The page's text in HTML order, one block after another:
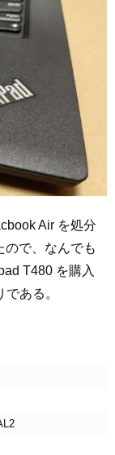
Air を処分
ので、なんでも
T480 を購入
ある。